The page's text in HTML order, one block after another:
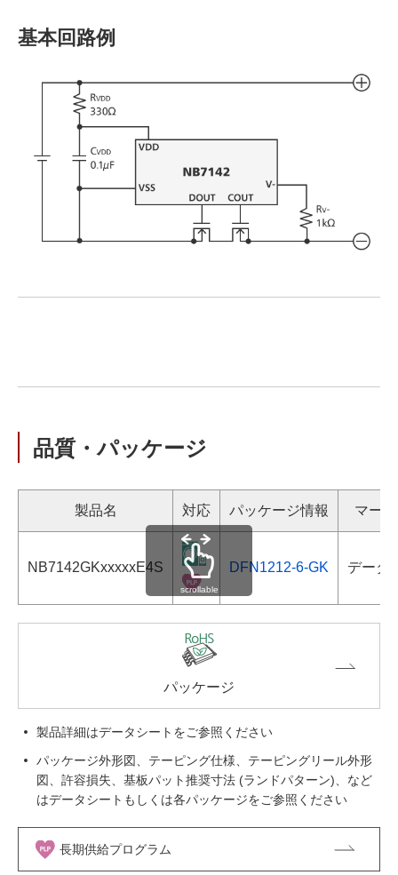
基本回路例
品質・パッケージ
製品名 対応 パッケージ情報 マー
NB7142GKxxxxxE4S DFN1212-6-GK データ
scrollable
パッケージ
製品詳細はデータシートをご参照ください
パッケージ外形図、テーピング仕様、テーピングリール外形
図、許容損失、基板パット推奨寸法 (ランドパターン)、など
はデータシートもしくは各パッケージをご参照ください
長期供給プログラム